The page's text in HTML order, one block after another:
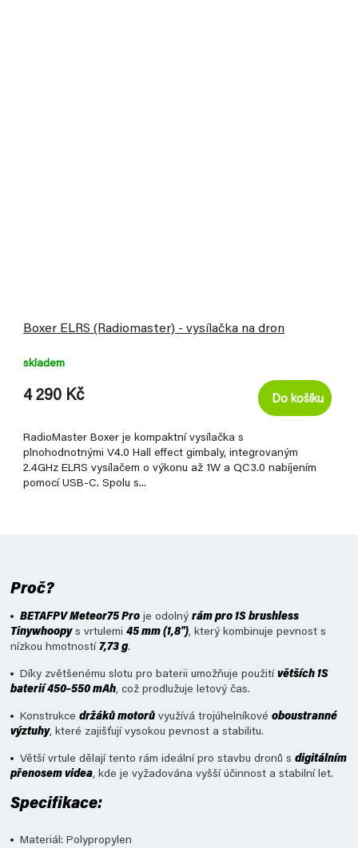
Boxer ELRS (Radiomaster) - vysílačka na dron
skladem
4 290 Kč Do košíku
RadioMaster Boxer je kompaktní vysílačka s
plnohodnotnými V4.0 Hall effect gimbaly, integrovaným
2.4GHz ELRS vysílačem o výkonu až 1W a QC3.0 nabíjením
pomocí USB-C. Spolu s...
Proč?
BETAFPV Meteor75 Pro je odolný rám pro 1S brushless
Tinywhoopys vrtulemi 45 mm (1,8"), který kombinuje pevnost s
nízkou hmotností 7,73 g.
Díky zvětšenému slotu pro baterii umožňuje použití větších 1S
baterií 450–550 mAh, což prodlužuje letový čas.
Konstrukce držáků motorů využívá trojúhelníkové oboustranné
výztuhy, které zajišťují vysokou pevnost a stabilitu.
Větší vrtule dělají tento rám ideální pro stavbu dronů s digitálním
přenosem videa, kde je vyžadována vyšší účinnost a stabilní let.
Specifikace:
Materiál: Polypropylen